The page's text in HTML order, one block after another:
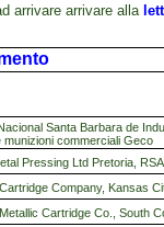
arrivare arrivare alla
Santa Barbara de
munizioni commerciali Geco
Pressing Ltd Pretoria, RSA
Company, Kansas
Cartridge Co., South